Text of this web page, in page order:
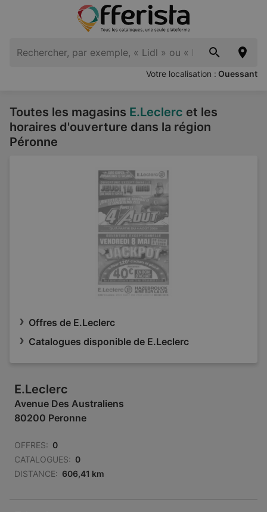
Votre localisation : Ouessant
Toutes les magasins E.Leclerc et les
horaires d'ouverture dans la région
Péronne
Offres de E.Leclerc
Catalogues disponible de E.Leclerc
E.Leclerc
Avenue Des Australiens
80200 Peronne
OFFRES: 0
CATALOGUES: 0
DISTANCE: 606,41 km